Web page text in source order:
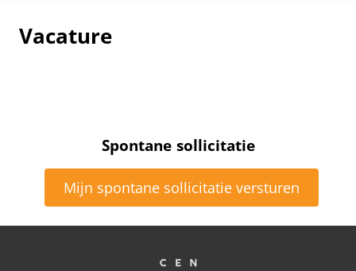
Vacature
Spontane sollicitatie
Mijn spontane sollicitatie versturen